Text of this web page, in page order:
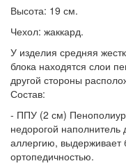
Высота: 19 см.
Чехол: жаккард.
У изделия средняя
блока находятся слои
другой стороны
Состав:
- ППУ (2 см)
недорогой
аллергию, выдерживает
ортопедичностью.